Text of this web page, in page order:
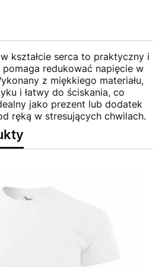
kształcie serca to praktyczny i
redukować napięcie w
z miękkiego materiału,
i łatwy do ściskania, co
jako prezent lub dodatek
ręką w stresujących chwilach.